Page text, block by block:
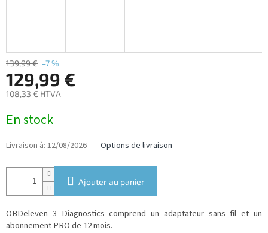
139,99 € –7 %
129,99 €
108,33 € HTVA
de
mesure:
En stock
Livraison à: 12/08/2026 Options de livraison
Ajouter au panier
OBDeleven 3 Diagnostics comprend un adaptateur sans fil et un
abonnement PRO de 12 mois.